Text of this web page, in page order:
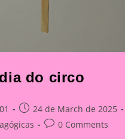
do circo
Post
published:
24 de March de 2025
Post0 Comments